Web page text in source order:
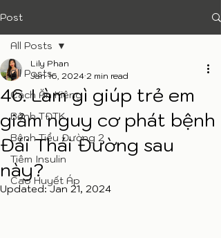
Post
All Posts
Cách Ăn Kiêng
Bệnh TĐTK
Bệnh Tiểu Đường 2
Tiêm Insulin
Cao Huyết Áp
All Posts
46. Làm gì giúp trẻ em
giảm nguy cơ phát bệnh
Đái Thái Đường sau
này?
Lily Phan
Jan 16, 2024 2 min read
Updated:Jan 21, 2024